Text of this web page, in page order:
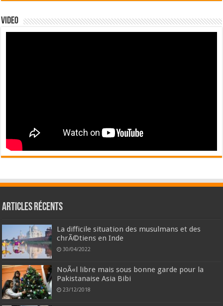
Video
Articles récents
La difficile situation des musulmans et des
chrÃ©tiens en Inde
30/04/2022
NoÃ«l libre mais sous bonne garde pour la
Pakistanaise Asia Bibi
23/12/2018